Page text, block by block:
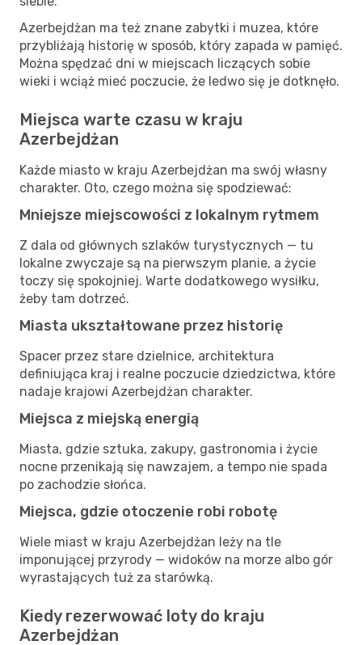
Azerbejdżan ma też znane zabytki i muzea, które
przybliżają historię w sposób, który zapada w pamięć.
Można spędzać dni w miejscach liczących sobie
wieki i wciąż mieć poczucie, że ledwo się je dotknęło.
Miejsca warte czasu w kraju
Azerbejdżan
Każde miasto w kraju Azerbejdżan ma swój własny
charakter. Oto, czego można się spodziewać:
Mniejsze miejscowości z lokalnym rytmem
Z dala od głównych szlaków turystycznych — tu
lokalne zwyczaje są na pierwszym planie, a życie
toczy się spokojniej. Warte dodatkowego wysiłku,
żeby tam dotrzeć.
Miasta ukształtowane przez historię
Spacer przez stare dzielnice, architektura
definiująca kraj i realne poczucie dziedzictwa, które
nadaje krajowi Azerbejdżan charakter.
Miejsca z miejską energią
Miasta, gdzie sztuka, zakupy, gastronomia i życie
nocne przenikają się nawzajem, a tempo nie spada
po zachodzie słońca.
Miejsca, gdzie otoczenie robi robotę
Wiele miast w kraju Azerbejdżan leży na tle
imponującej przyrody — widoków na morze albo gór
wyrastających tuż za starówką.
Kiedy rezerwować loty do kraju
Azerbejdżan